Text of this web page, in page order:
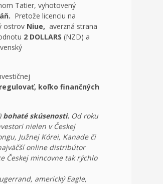
Tatier, vyhotovený
Pretože licenciu na
ostrov Niue, averzná strana
2 DOLLARS (NZD) a
koľko finančných
bohaté skúsenosti. Od roku
nielen v Českej
Južnej Kórei, Kanade či
online distribútor
Českej mincovne tak rýchlo
americký Eagle,